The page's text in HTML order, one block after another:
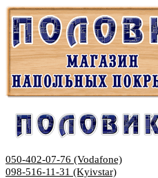
050-402-07-76 (Vodafone)
098-516-11-31 (Kyivstar)